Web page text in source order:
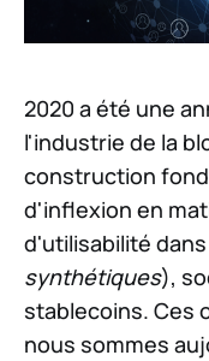
2020 a été une
l'industrie de la
construction
d'inflexion en
d'utilisabilité dans
synthétiques),
stablecoins. Ces
nous sommes